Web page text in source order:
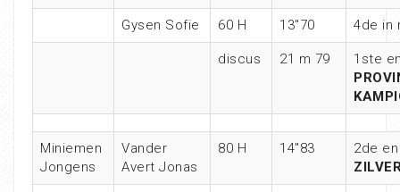
Gysen Sofie 60 H 13″70 4de in
discus 21 m 79
1ste
Miniemen
Jongens
Vander
Avert Jonas
80 H 14″83
2de en